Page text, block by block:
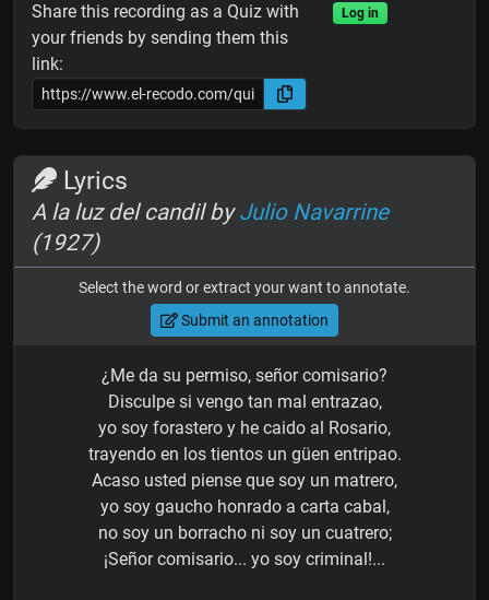
Share this recording as a Quiz with
your friends by sending them this
link:
Log in
Lyrics
A la luz del candil byJulio Navarrine
(1927)
Select the word or extract your want to annotate.
Submit an annotation
¿Me da su permiso, señor comisario?
Disculpe si vengo tan mal entrazao,
yo soy forastero y he caido al Rosario,
trayendo en los tientos un güen entripao.
Acaso usted piense que soy un matrero,
yo soy gaucho honrado a carta cabal,
no soy un borracho ni soy un cuatrero;
¡Señor comisario... yo soy criminal!...